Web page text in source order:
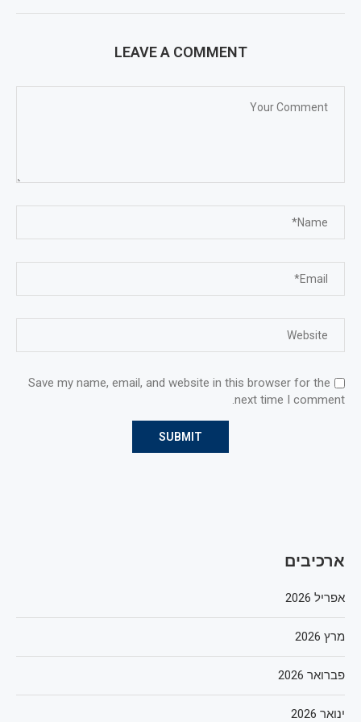
LEAVE A COMMENT
Save my name, email, and website in this browser for the
next time I comment.
ארכיבים
אפריל 2026
מרץ 2026
פברואר 2026
ינואר 2026